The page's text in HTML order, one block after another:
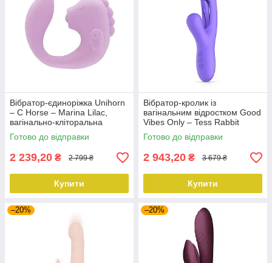
Вібратор-єдиноріжка Unihorn
– C Horse – Marina Lilac,
вагінально-кліторальна
стимуляція, 2 мотори по 10
режимів
Готово до відправки
2 239,20 ₴ 2 799 ₴
Купити
Вібратор-кролик із
вагінальним відростком Good
Vibes Only – Tess Rabbit
Vibrator with G-Spot Stimulator
Готово до відправки
2 943,20 ₴ 3 679 ₴
Купити
–20% –20%